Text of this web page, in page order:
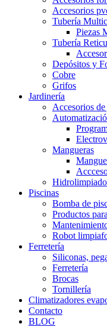
Accesorios
Tubería
Piezas
Tubería
Depósitos y
Cobre
Grifos
Jardinería
Accesorios
Mangueras
Piscinas
Bomba de
Productos
Robot
Ferretería
Siliconas,
Ferretería
Brocas
Tornillería
Climatizadores
Contacto
BLOG